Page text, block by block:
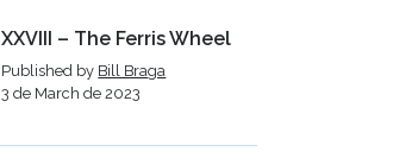
XXVIII – The Ferris Wheel
Published by Bill Braga
3 de March de 2023